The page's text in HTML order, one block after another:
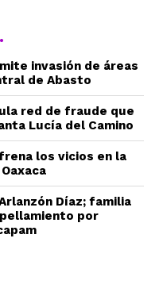
invasión de áreas
de Abasto
red de fraude que
Lucía del Camino
los vicios en la
Díaz; familia
por